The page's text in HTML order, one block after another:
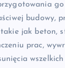
go
budowy,
jak beton,
prac,